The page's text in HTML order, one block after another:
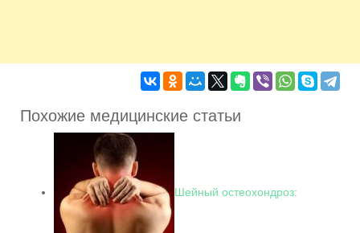
Похожие медицинские статьи
Шейный остеохондроз: